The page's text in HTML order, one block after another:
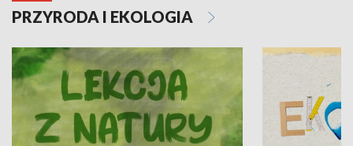
PRZYRODA I EKOLOGIA